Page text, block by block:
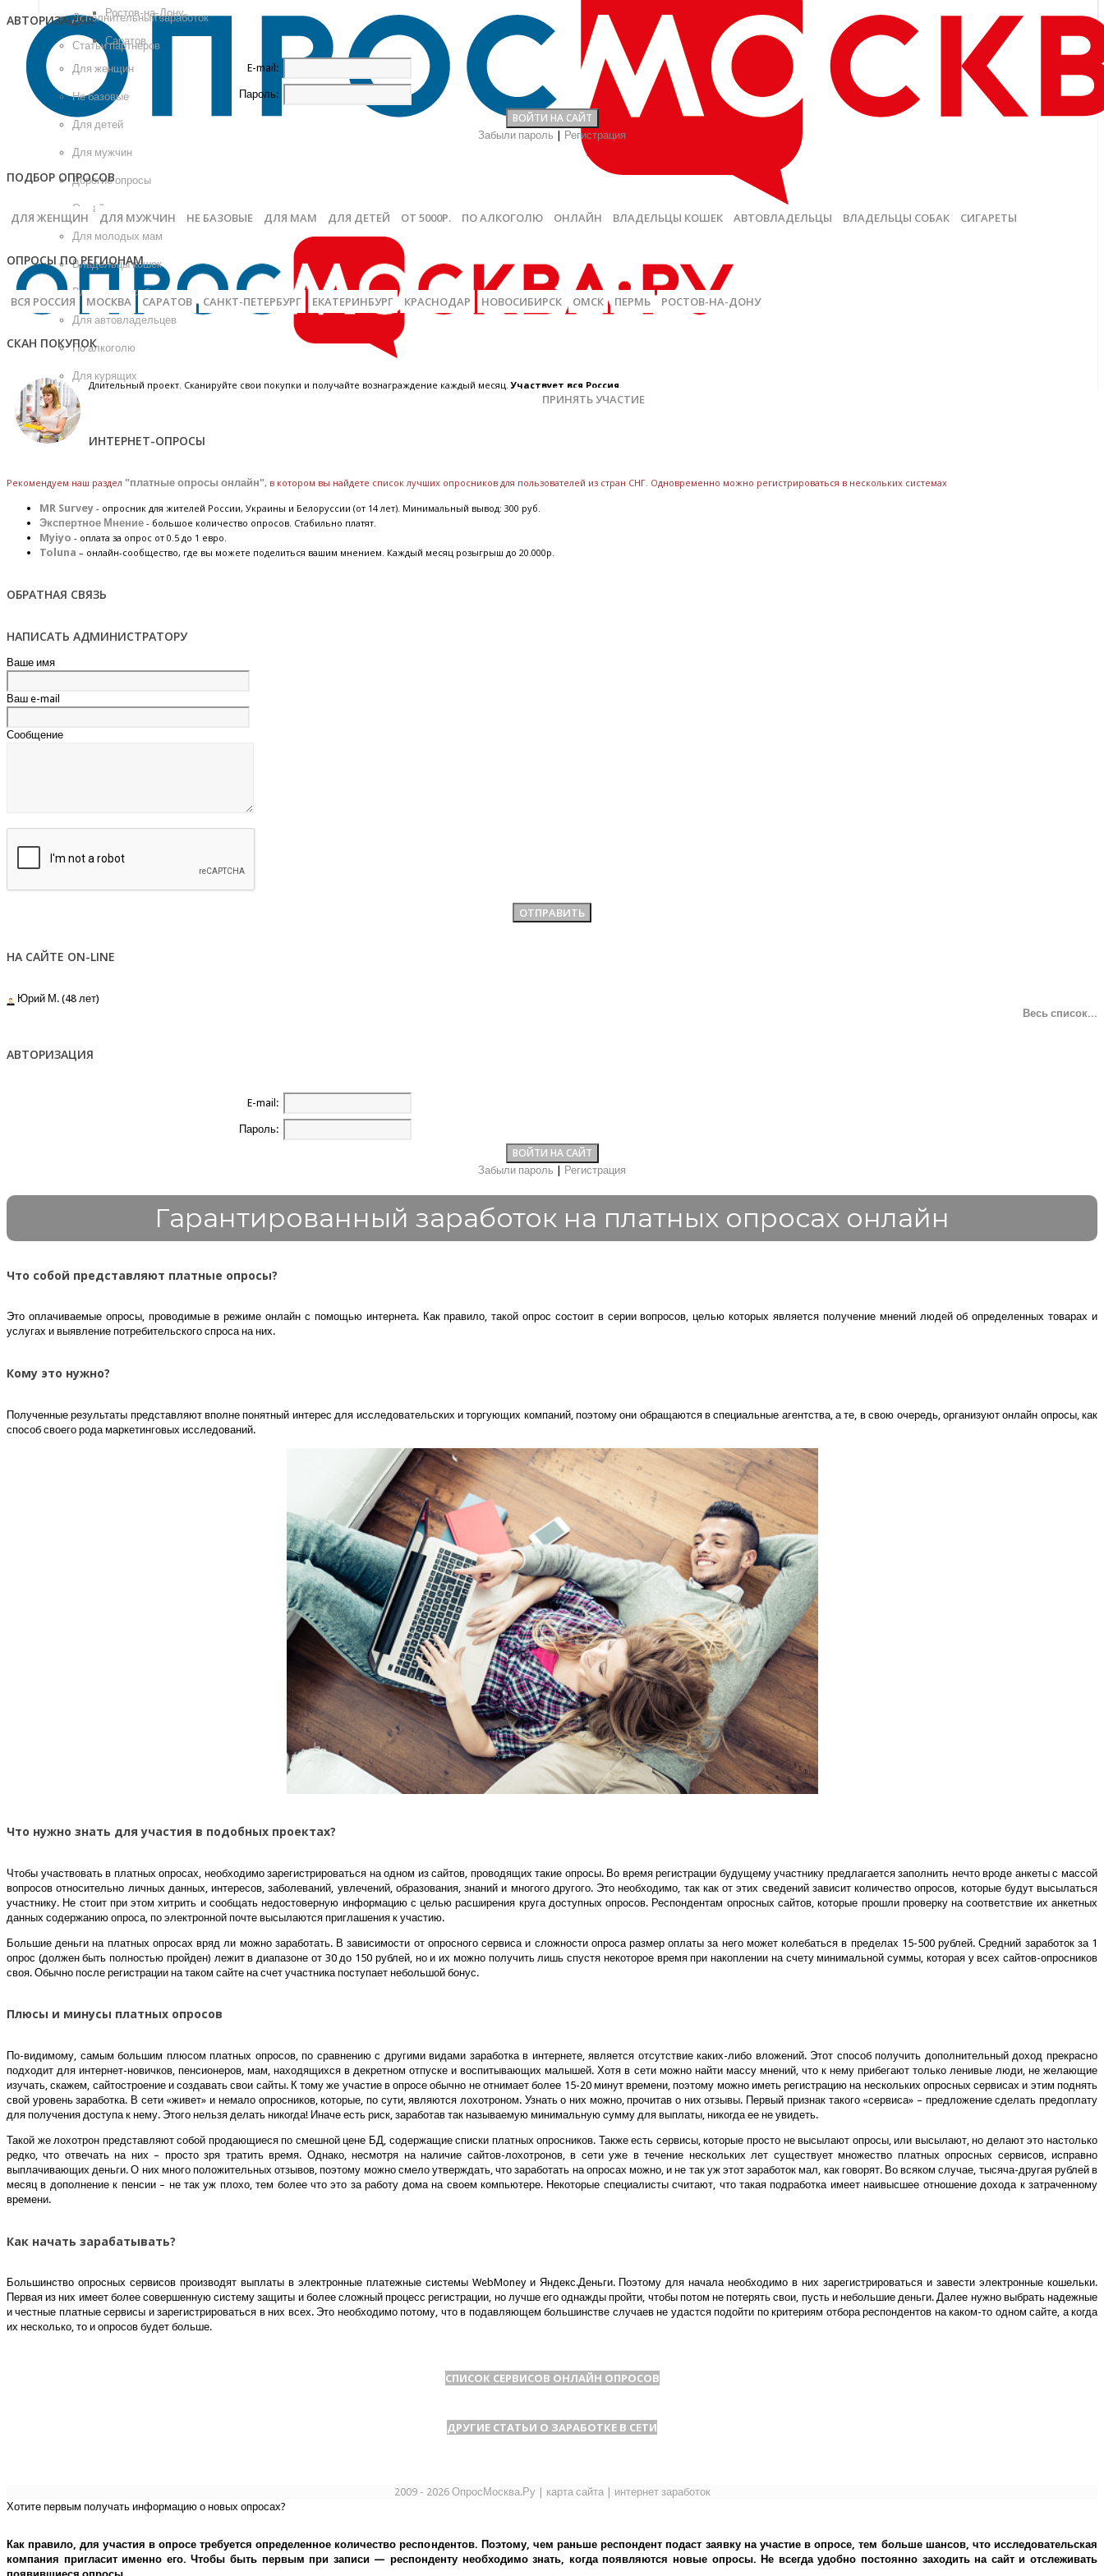
Ростов-на-Дону
Саратов
Для женщин
Не базовые
Для детей
Для мужчин
Дорогие опросы
Онлайн
Для молодых мам
Владельцы кошек
Владельцы собак
Для автовладельцев
По алкоголю
Для курящих
Дополнительный заработок
Статьи партнеров
АВТОРИЗАЦИЯ
E-mail:
Пароль:
Забыли пароль Регистрация
ПОДБОР ОПРОСОВ
ДЛЯ ЖЕНЩИН ДЛЯ МУЖЧИН НЕ БАЗОВЫЕ ДЛЯ МАМ ДЛЯ ДЕТЕЙ ОТ 5000Р. ПО АЛКОГОЛЮ ОНЛАЙН ВЛАДЕЛЬЦЫ КОШЕК АВТОВЛАДЕЛЬЦЫ ВЛАДЕЛЬЦЫ СОБАК СИГАРЕТЫ
ОПРОСЫ ПО РЕГИОНАМ
ВСЯ РОССИЯ МОСКВА САРАТОВ САНКТ-ПЕТЕРБУРГ ЕКАТЕРИНБУРГ КРАСНОДАР НОВОСИБИРСК ОМСК ПЕРМЬ РОСТОВ-НА-ДОНУ
СКАН ПОКУПОК
Длительный проект. Сканируйте свои покупки и получайте вознаграждение каждый месяц.Участвует вся Россия.
ПРИНЯТЬ УЧАСТИЕ
ИНТЕРНЕТ-ОПРОСЫ
Рекомендуем наш раздел "платные опросы онлайн", в котором вы найдете список лучших опросников для пользователей из стран СНГ. Одновременно можно регистрироваться в нескольких системах
MR Survey - опросник для жителей России, Украины и Белоруссии (от 14 лет). Минимальный вывод: 300 руб.
Экспертное Мнение - большое количество опросов. Стабильно платят.
Myiyo - оплата за опрос от 0.5 до 1 евро.
Toluna – онлайн-сообщество, где вы можете поделиться вашим мнением. Каждый месяц розыгрыш до 20.000р.
ОБРАТНАЯ СВЯЗЬ
НАПИСАТЬ АДМИНИСТРАТОРУ
Ваше имя
Ваш e-mail
Сообщение
НА САЙТЕ ON-LINE
Юрий М. (48 лет)
Весь список...
АВТОРИЗАЦИЯ
E-mail:
Пароль:
Забыли пароль Регистрация
Гарантированный заработок на платных опросах онлайн
Что собой представляют платные опросы?
Это оплачиваемые опросы, проводимые в режиме онлайн с помощью интернета. Как правило, такой опрос состоит в серии вопросов, целью которых является получение мнений людей об определенных товарах и
услугах и выявление потребительского спроса на них.
Кому это нужно?
Полученные результаты представляют вполне понятный интерес для исследовательских и торгующих компаний, поэтому они обращаются в специальные агентства, а те, в свою очередь, организуют онлайн опросы, как
способ своего рода маркетинговых исследований.
Что нужно знать для участия в подобных проектах?
Чтобы участвовать в платных опросах, необходимо зарегистрироваться на одном из сайтов, проводящих такие опросы. Во время регистрации будущему участнику предлагается заполнить нечто вроде анкеты с массой
вопросов относительно личных данных, интересов, заболеваний, увлечений, образования, знаний и многого другого. Это необходимо, так как от этих сведений зависит количество опросов, которые будут высылаться
участнику. Не стоит при этом хитрить и сообщать недостоверную информацию с целью расширения круга доступных опросов. Респондентам опросных сайтов, которые прошли проверку на соответствие их анкетных
данных содержанию опроса, по электронной почте высылаются приглашения к участию.
Большие деньги на платных опросах вряд ли можно заработать. В зависимости от опросного сервиса и сложности опроса размер оплаты за него может колебаться в пределах 15-500 рублей. Средний заработок за 1
опрос (должен быть полностью пройден) лежит в диапазоне от 30 до 150 рублей, но и их можно получить лишь спустя некоторое время при накоплении на счету минимальной суммы, которая у всех сайтов-опросников
своя. Обычно после регистрации на таком сайте на счет участника поступает небольшой бонус.
Плюсы и минусы платных опросов
По-видимому, самым большим плюсом платных опросов, по сравнению с другими видами заработка в интернете, является отсутствие каких-либо вложений. Этот способ получить дополнительный доход прекрасно
подходит для интернет-новичков, пенсионеров, мам, находящихся в декретном отпуске и воспитывающих малышей. Хотя в сети можно найти массу мнений, что к нему прибегают только ленивые люди, не желающие
изучать, скажем, сайтостроение и создавать свои сайты. К тому же участие в опросе обычно не отнимает более 15-20 минут времени, поэтому можно иметь регистрацию на нескольких опросных сервисах и этим поднять
свой уровень заработка. В сети «живет» и немало опросников, которые, по сути, являются лохотроном. Узнать о них можно, прочитав о них отзывы. Первый признак такого «сервиса» – предложение сделать предоплату
для получения доступа к нему. Этого нельзя делать никогда! Иначе есть риск, заработав так называемую минимальную сумму для выплаты, никогда ее не увидеть.
Такой же лохотрон представляют собой продающиеся по смешной цене БД, содержащие списки платных опросников. Также есть сервисы, которые просто не высылают опросы, или высылают, но делают это настолько
редко, что отвечать на них – просто зря тратить время. Однако, несмотря на наличие сайтов-лохотронов, в сети уже в течение нескольких лет существует множество платных опросных сервисов, исправно
выплачивающих деньги. О них много положительных отзывов, поэтому можно смело утверждать, что заработать на опросах можно, и не так уж этот заработок мал, как говорят. Во всяком случае, тысяча-другая рублей в
месяц в дополнение к пенсии – не так уж плохо, тем более что это за работу дома на своем компьютере. Некоторые специалисты считают, что такая подработка имеет наивысшее отношение дохода к затраченному
времени.
Как начать зарабатывать?
Большинство опросных сервисов производят выплаты в электронные платежные системы WebMoney и Яндекс.Деньги. Поэтому для начала необходимо в них зарегистрироваться и завести электронные кошельки.
Первая из них имеет более совершенную систему защиты и более сложный процесс регистрации, но лучше его однажды пройти, чтобы потом не потерять свои, пусть и небольшие деньги. Далее нужно выбрать надежные
и честные платные сервисы и зарегистрироваться в них всех. Это необходимо потому, что в подавляющем большинстве случаев не удастся подойти по критериям отбора респондентов на каком-то одном сайте, а когда
их несколько, то и опросов будет больше.
СПИСОК СЕРВИСОВ ОНЛАЙН ОПРОСОВ
ДРУГИЕ СТАТЬИ О ЗАРАБОТКЕ В СЕТИ
2009 - 2026 ОпросМосква.Ру| карта сайта| интернет заработок
Хотите первым получать информацию о новых опросах?
Как правило, для участия в опросе требуется определенное количество респондентов. Поэтому, чем раньше респондент подаст заявку на участие в опросе, тем больше шансов, что исследовательская
компания пригласит именно его.Чтобы быть первым при записи — респонденту необходимо знать, когда появляются новые опросы. Не всегда удобно постоянно заходить на сайт и отслеживать